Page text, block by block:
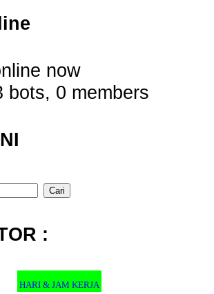
now
bots, 0 members
:
HARI & JAM KERJA